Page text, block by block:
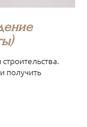
получить